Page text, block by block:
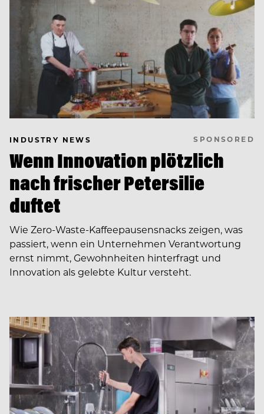
INDUSTRY NEWS SPONSORED
Wenn Innovation plötzlich
nach frischer Petersilie
duftet
Wie Zero-Waste-Kaffeepausensnacks zeigen, was
passiert, wenn ein Unternehmen Verantwortung
ernst nimmt, Gewohnheiten hinterfragt und
Innovation als gelebte Kultur versteht.